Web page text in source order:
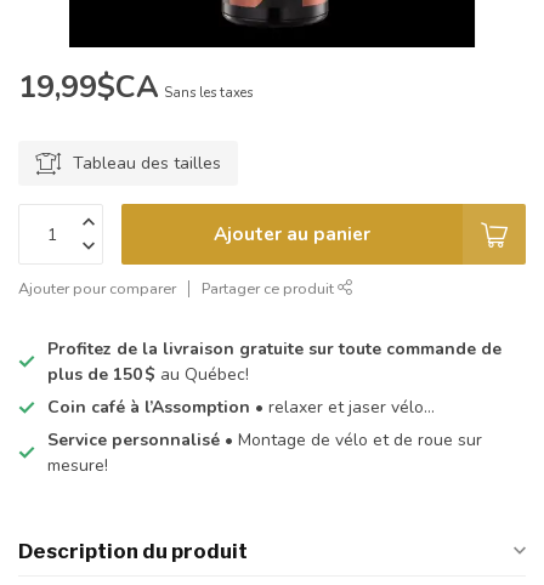
19,99$CA Sans les taxes
Tableau des tailles
Ajouter au panier
Ajouter pour comparer Partager ce produit
Profitez de la livraison gratuite sur toute commande de
plus de 150 $ au Québec!
Coin café à l’Assomption • relaxer et jaser vélo…
Service personnalisé • Montage de vélo et de roue sur
mesure!
Description du produit